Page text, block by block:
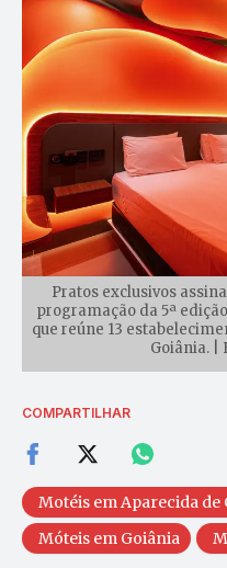
Pratos exclusivos
programação da 5ª
que reúne 13
Goiânia. |
COMPARTILHAR
Motéis em Aparecida de
Móteis em Goiânia